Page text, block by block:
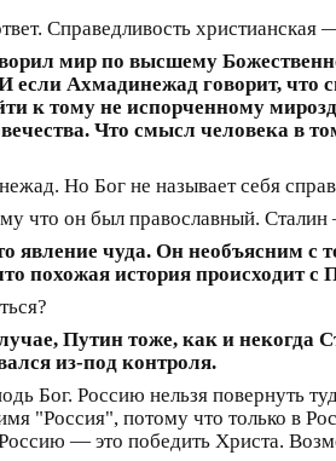
Справедливость
мир по высшему
Ахмадинежад говорит, что
к тому не испорченному
Что смысл человека в
Но Бог не называет себя
что он был православный. Сталин
чуда. Он необъясним с
похожая история происходит
Путин тоже, как и некогда
из-под контроля.
Бог. Россию нельзя повернуть
"Россия", потому что только в
— это победить Христа.